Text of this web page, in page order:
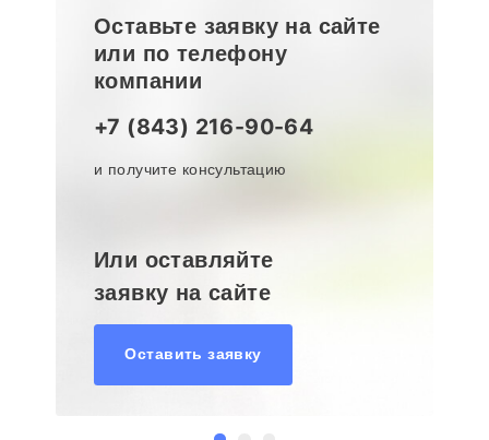
Оставьте заявку на сайте
или по телефону
компании
+7 (843) 216-90-64
и получите консультацию
Или оставляйте
заявку на сайте
Оставить заявку